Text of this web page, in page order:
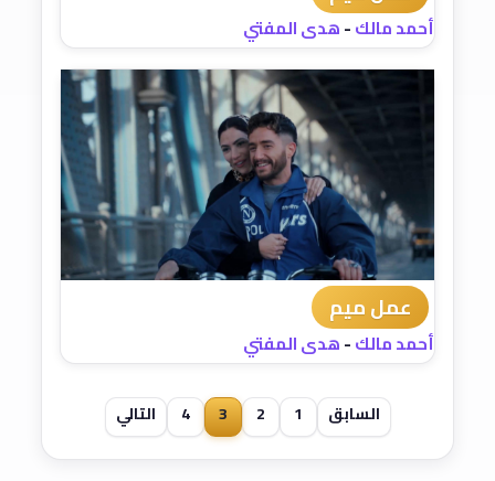
أحمد مالك-هدى المفتي
عمل ميم
أحمد مالك-هدى المفتي
السابق 1
2
3
4 التالي